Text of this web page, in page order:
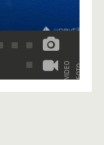
VIDEO FOTO